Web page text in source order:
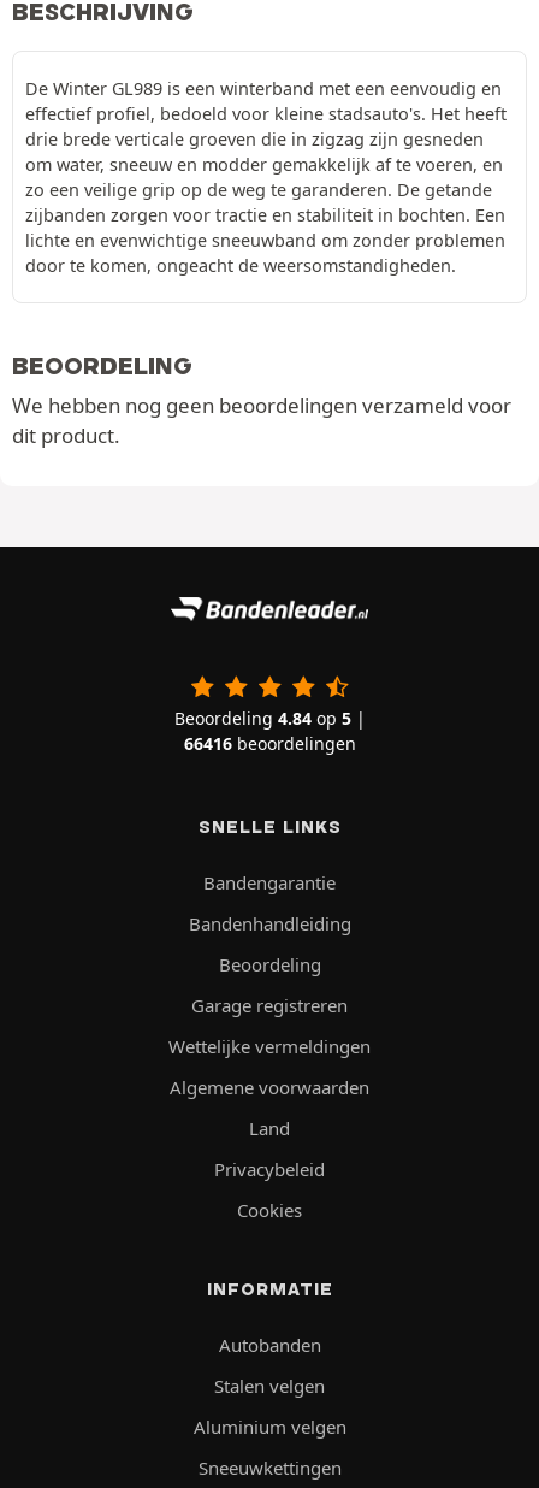
BESCHRIJVING
De Winter GL989 is een winterband met een eenvoudig en
effectief profiel, bedoeld voor kleine stadsauto's. Het heeft
drie brede verticale groeven die in zigzag zijn gesneden
om water, sneeuw en modder gemakkelijk af te voeren, en
zo een veilige grip op de weg te garanderen. De getande
zijbanden zorgen voor tractie en stabiliteit in bochten. Een
lichte en evenwichtige sneeuwband om zonder problemen
door te komen, ongeacht de weersomstandigheden.
BEOORDELING
We hebben nog geen beoordelingen verzameld voor
dit product.
Beoordeling 4.84op 5|
66416beoordelingen
SNELLE LINKS
Bandengarantie
Bandenhandleiding
Beoordeling
Garage registreren
Wettelijke vermeldingen
Algemene voorwaarden
Land
Privacybeleid
Cookies
INFORMATIE
Autobanden
Stalen velgen
Aluminium velgen
Sneeuwkettingen